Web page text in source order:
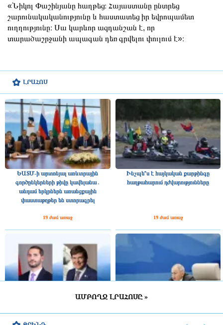
ԼՐԱՀՈՍ
ԵԱՏՄ-ի արտոնյալ առևտրային
գործընկերների թիվը կավելանա․
անդամ երկրներն առանցքային
փաստաթղթեր են ստորագրել
19 ժամ առաջ
Ինչպե՞ս է հայկական քարթինգը
հաղթահարում դժվարությունները
19 ժամ առաջ
ԱՄԲՈՂՋ ԼՐԱՀՈՍԸ »
«Նիկոլ Փաշինյանը հաղթեց։ Հայաստանը ընտրեց
շարունակականությունը և հաստատեց իր եվրոպամետ
ուղղությունը։ Սա կարևոր ազդանշան է, որ
տարածաշրջանի ապագան դեռ գրվելու փուլում է»։